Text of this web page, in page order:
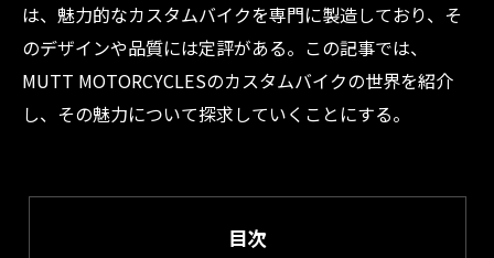
は、魅力的なカスタムバイクを専門に製造しており、そ
のデザインや品質には定評がある。この記事では、
MUTT MOTORCYCLESのカスタムバイクの世界を紹介
し、その魅力について探求していくことにする。
目次